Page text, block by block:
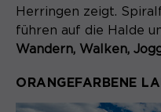
Herringen zeigt.
führen auf die Halde
Wandern, Walken,
ORANGEFARBENE